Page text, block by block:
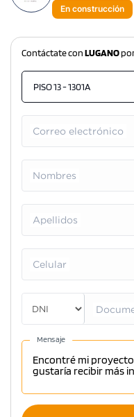
En construcción
Contáctate conLUGANO
PISO 13 - 1301A
Correo electrónico
Nombres
Apellidos
Celular
Mensaje